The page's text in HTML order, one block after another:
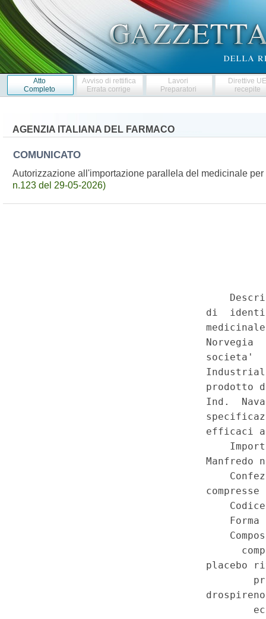
Atto
Completo
Avviso di rettifica
Errata corrige
Lavori
Preparatori
Direttive
recepite
AGENZIA ITALIANA DEL FARMACO
COMUNICATO
Autorizzazione all'importazione parallela del medicinale
n.123 del 29-05-2026)